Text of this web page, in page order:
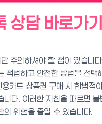
주의하셔야 할 점이 있습니
적법하고 안전한 방법을 선택
카드 상품권 구매 시 합법적
니다. 이러한 지침을 따르면 불
의 위험을 줄일 수 있습니다.